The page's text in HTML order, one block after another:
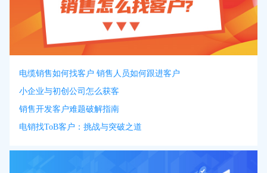
电缆销售如何找客户 销售人员如何跟进客户
小企业与初创公司怎么获客
销售开发客户难题破解指南
电销找ToB客户：挑战与突破之道